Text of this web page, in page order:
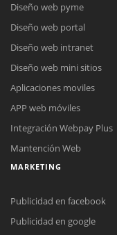
Diseño web pyme
Diseño web portal
Diseño web intranet
Diseño web mini sitios
Aplicaciones moviles
APP web móviles
Integración Webpay Plus
Mantención Web
MARKETING
Publicidad en facebook
Publicidad en google